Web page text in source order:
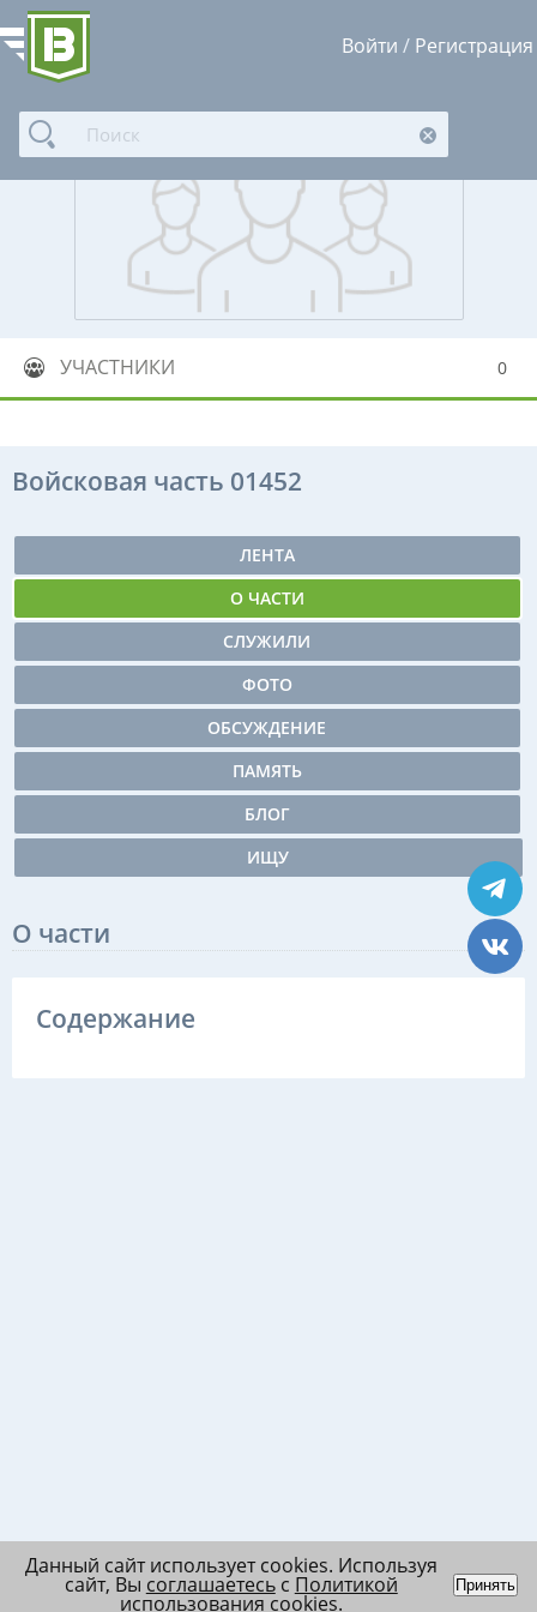
Войти / Регистрация
УЧАСТНИКИ 0
Войсковая часть 01452
ЛЕНТА
О ЧАСТИ
СЛУЖИЛИ
ФОТО
ОБСУЖДЕНИЕ
ПАМЯТЬ
БЛОГ
ИЩУ
О части
Содержание
Данный сайт использует cookies. Используя
сайт, Вы соглашаетесьс Политикой
использования cookies.
Принять